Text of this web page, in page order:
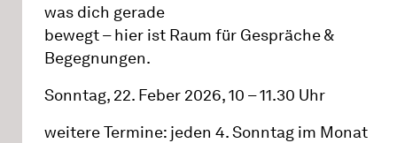
was dich gerade
bewegt – hier ist Raum für Gespräche &
Begegnungen.
Sonntag, 22. Feber 2026, 10 – 11.30 Uhr
weitere Termine: jeden 4. Sonntag im Monat